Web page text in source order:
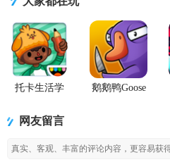
托卡生活学
鹅鹅鸭Goose
网友留言